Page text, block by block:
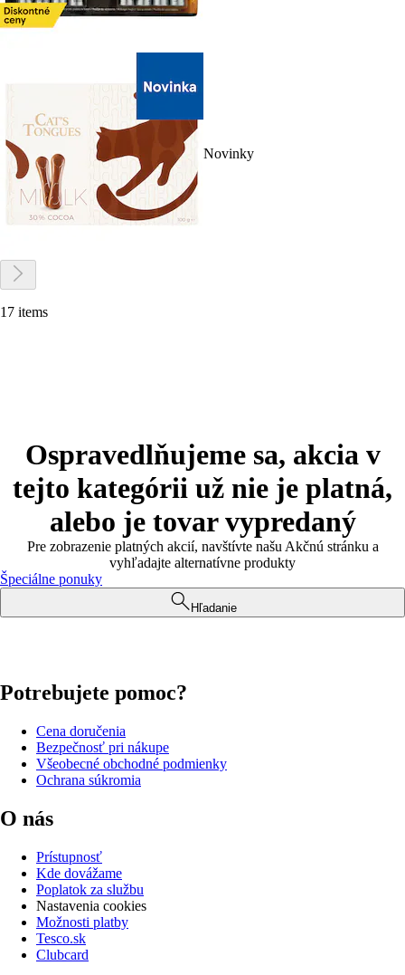
Novinky
17 items
Ospravedlňujeme sa, akcia v
tejto kategórii už nie je platná,
alebo je tovar vypredaný
Pre zobrazenie platných akcií, navštívte našu Akčnú stránku a
vyhľadajte alternatívne produkty
Špeciálne ponuky
Hľadanie
Potrebujete pomoc?
Cena doručenia
Bezpečnosť pri nákupe
Všeobecné obchodné podmienky
Ochrana súkromia
O nás
Prístupnosť
Kde dovážame
Poplatok za službu
Nastavenia cookies
Možnosti platby
Tesco.sk
Clubcard